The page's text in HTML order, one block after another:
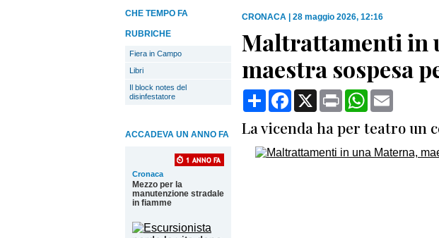
CHE TEMPO FA
RUBRICHE
Fiera in Campo
Libri
Il block notes del
disinfestatore
ACCADEVA UN ANNO FA
Cronaca
Mezzo per la
manutenzione stradale
in fiamme
CRONACA 28 maggio 2026, 12:16
Maltrattamenti in
maestra sospesa
CondividiFacebook
X Print WhatsApp
La vicenda ha per teatro un